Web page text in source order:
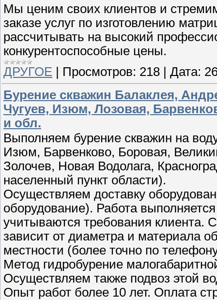
Мы ценим своих клиентов и
заказе услуг по изготовлению
рассчитывать на высокий
конкурентоспособные цены.
ДРУГОЕ
Просмотров: 218 Дата:
Бурение скважин Балаклея,
Чугуев, Изюм, Лозовая,
и обл.
Выполняем бурение скважин на
Изюм, Барвенково, Боровая,
Золочев, Новая Водолага,
населенный пункт области).
Осуществляем доставку
оборудование). Работа
учитываются требования клиента.
зависит от диаметра и материала
местности (более точно по
Метод гидробурение
Осуществляем также подвоз этой
Опыт работ более 10 лет. Оплата